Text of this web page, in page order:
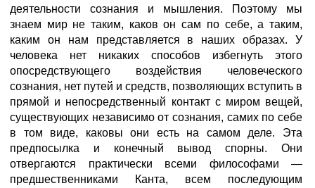
деятельности сознания и мышления. Поэтому мы
знаем мир не таким, каков он сам по себе, а таким,
каким он нам представляется в наших образах. У
человека нет никаких способов избегнуть этого
опосредствующего воздействия человеческого
сознания, нет путей и средств, позволяющих вступить в
прямой и непосредственный контакт с миром вещей,
существующих независимо от сознания, самих по себе
в том виде, каковы они есть на самом деле. Эта
предпосылка и конечный вывод спорны. Они
отвергаются практически всеми философами —
предшественниками Канта, всем последующим